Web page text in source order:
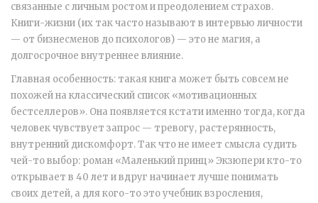
связанные с личным ростом и преодолением страхов.
Книги-жизни (их так часто называют в интервью личности
— от бизнесменов до психологов) — это не магия, а
долгосрочное внутреннее влияние.
Главная особенность: такая книга может быть совсем не
похожей на классический список «мотивационных
бестселлеров». Она появляется кстати именно тогда, когда
человек чувствует запрос — тревогу, растерянность,
внутренний дискомфорт. Так что не имеет смысла судить
чей-то выбор: роман «Маленький принц» Экзюпери кто-то
открывает в 40 лет и вдруг начинает лучше понимать
своих детей, а для кого-то это учебник взросления,